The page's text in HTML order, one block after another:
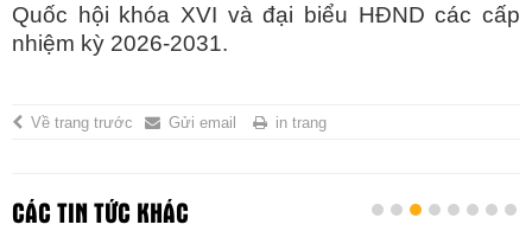
Quốc hội khóa XVI và đại biểu HĐND các cấp
nhiệm kỳ 2026-2031.
Về trang trước Gửi email in trang
CÁC TIN TỨC KHÁC